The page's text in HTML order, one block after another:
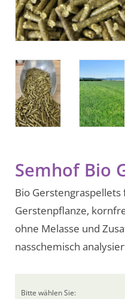
Semhof Bio
Bio
Gerstenpflanze,
ohne Melasse und
nasschemisch
Bitte wählen Sie: